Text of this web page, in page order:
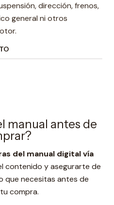
dirección, frenos,
general ni otros
manual antes de
del manual digital vía
contenido y asegurarte de
que necesitas antes de
compra.